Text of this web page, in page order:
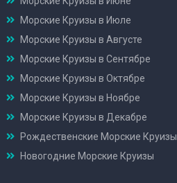
Морские Круизы в Июле
Морские Круизы в Августе
Морские Круизы в Сентябре
Морские Круизы в Октябре
Морские Круизы в Ноябре
Морские Круизы в Декабре
Рождественские Морские Круизы
Новогодние Морские Круизы